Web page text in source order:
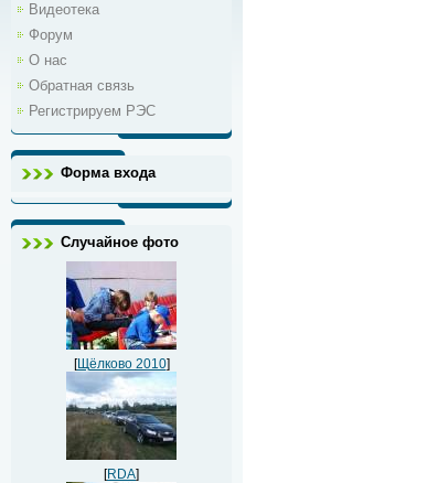
Видеотека
Форум
О нас
Обратная связь
Регистрируем РЭС
Форма входа
Случайное фото
[Щёлково 2010]
[RDA]